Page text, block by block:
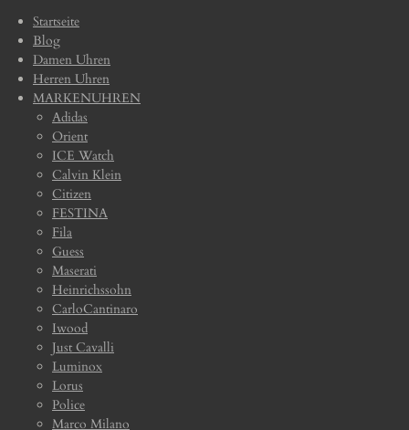
Startseite
Blog
Damen Uhren
Herren Uhren
MARKENUHREN
Adidas
Orient
ICE Watch
Calvin Klein
Citizen
FESTINA
Fila
Guess
Maserati
Heinrichssohn
CarloCantinaro
Iwood
Just Cavalli
Luminox
Lorus
Police
Marco Milano